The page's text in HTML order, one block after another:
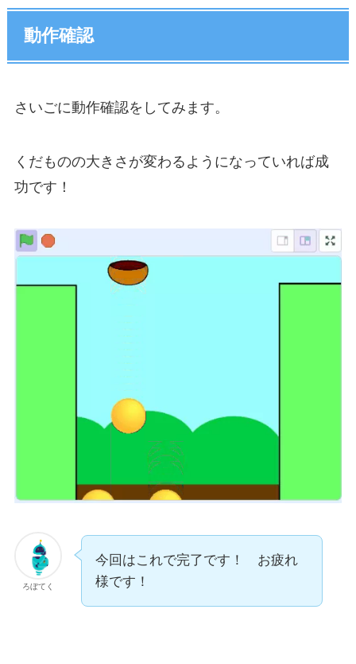
動作確認
さいごに動作確認をしてみます。
くだものの大きさが変わるようになっていれば成
功です！
ろぼてく
今回はこれで完了です！ お疲れ
様です！